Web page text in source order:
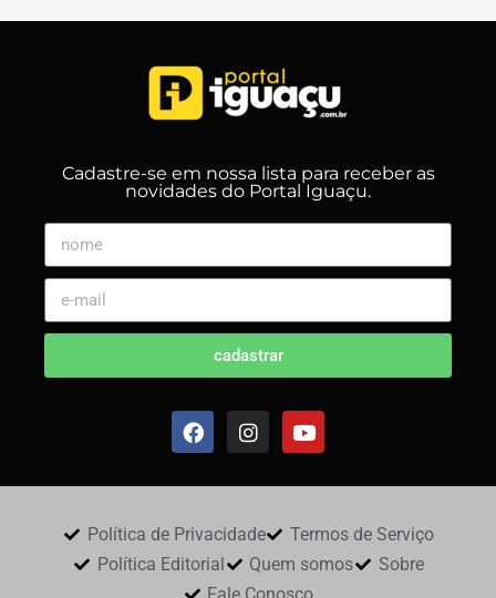
Cadastre-se em nossa lista para receber as
novidades do Portal Iguaçu.
cadastrar
Política de Privacidade
Termos de Serviço
Política Editorial
Quem somos
Sobre